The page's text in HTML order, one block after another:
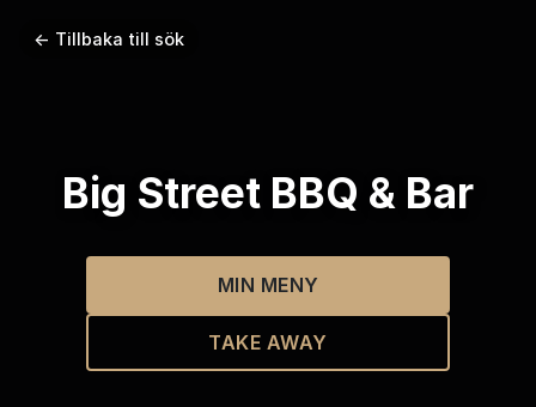
← Tillbaka till sök
Big Street BBQ & Bar
MIN MENY
TAKE AWAY